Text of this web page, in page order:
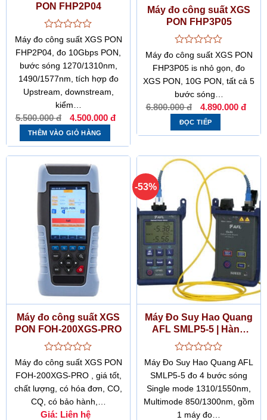
PON FHP2P04
Được
xếp
hạng
0
5
Máy đo công suất XGS PON
FHP2P04, đo 10Gbps PON,
bước sóng 1270/1310nm,
1490/1577nm, tích hợp đo
Upstream, downstream,
kiểm…
5.500.000đ
Giá
gốc
là:
5.500.000 đ.
4.500.000 đ
4.500.000 đ.
THÊM VÀO GIỎ HÀNG
Máy đo công suất XGS
PON FHP3P05
Được
xếp
hạng
0
5
Máy đo công suất XGS PON
FHP3P05 is nhỏ gọn, đo
XGS PON, 10G PON, tất cả 5
bước sóng…
6.800.000đ
Giá
gốc
là:
6.800.000 đ.
4.890.000 đ
ĐỌC TIẾP
Máy đo công suất XGS
PON FOH-200XGS-PRO
Được
hạng
0
5
sao
Máy đo công suất XGS PON
FOH-200XGS-PRO , giá tốt,
chất lượng, có hóa đơn, CO,
CQ, có bảo hành,…
Giá: Liên hệ
-53%
Máy Đo Suy Hao Quang
AFL SMLP5-5 | Hàng
demo, mới 95%, Tích
hợp WaveID
Được
xếp
hạng
0
5
Máy Đo Suy Hao Quang AFL
SMLP5-5 đo 4 bước sóng
Single mode 1310/1550nm,
Multimode 850/1300nm, gồm
1 máy đo…